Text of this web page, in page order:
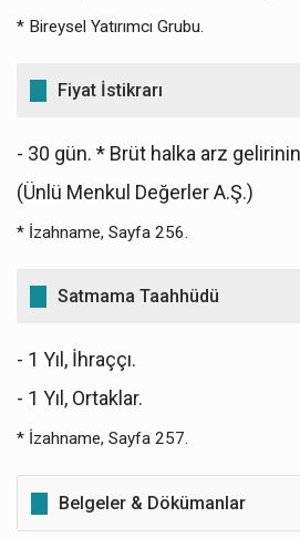
* Bireysel Yatırımcı Grubu.
Fiyat İstikrarı
- 30 gün. * Brüt halka arz
(Ünlü Menkul Değerler A.Ş.)
* İzahname, Sayfa 256.
Satmama Taahhüdü
- 1 Yıl, İhraççı.
- 1 Yıl, Ortaklar.
* İzahname, Sayfa 257.
Belgeler & Dökümanlar